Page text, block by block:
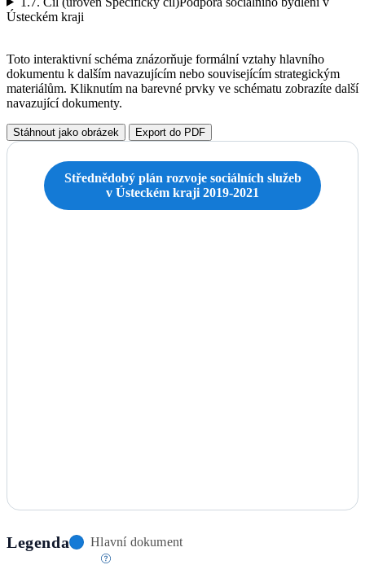
Ústeckém kraji
Toto interaktivní schéma znázorňuje formální vztahy hlavního
dokumentu k dalším navazujícím nebo souvisejícím strategickým
materiálům. Kliknutím na barevné prvky ve schématu zobrazíte další
navazující dokumenty.
Stáhnout jako obrázek Export do PDF
Střednědobý plán rozvoje sociálních služeb
v Ústeckém kraji 2019-2021
Legenda Hlavní dokument